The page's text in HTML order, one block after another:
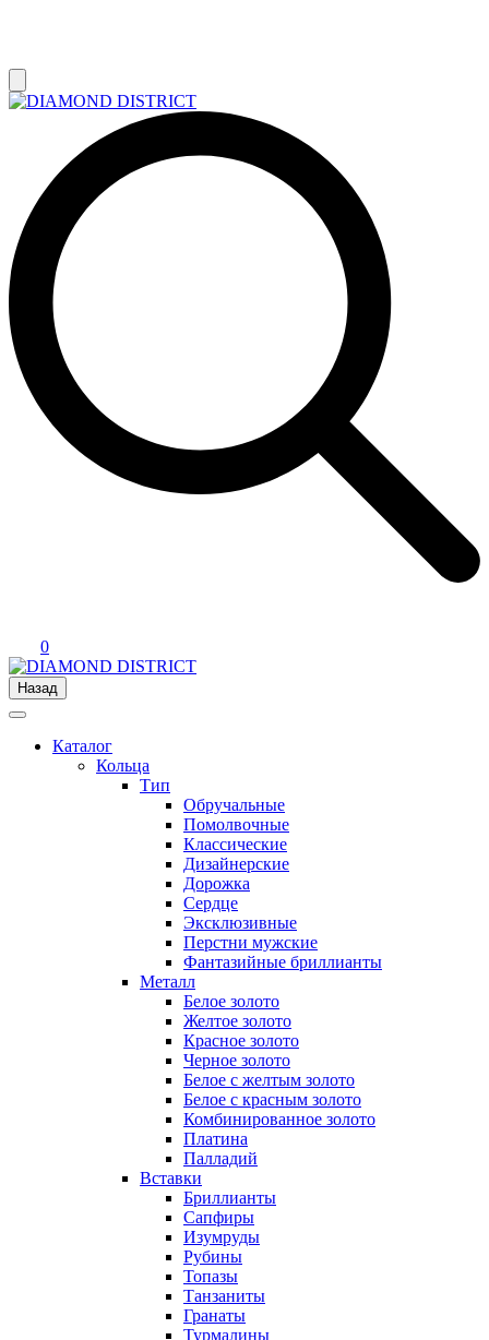
0
Назад
Каталог
Кольца
Тип
Обручальные
Помолвочные
Классические
Дизайнерские
Дорожка
Сердце
Эксклюзивные
Перстни мужские
Фантазийные бриллианты
Металл
Белое золото
Желтое золото
Красное золото
Черное золото
Белое с желтым золото
Белое с красным золото
Комбинированное золото
Платина
Палладий
Вставки
Бриллианты
Сапфиры
Изумруды
Рубины
Топазы
Танзаниты
Гранаты
Турмалины